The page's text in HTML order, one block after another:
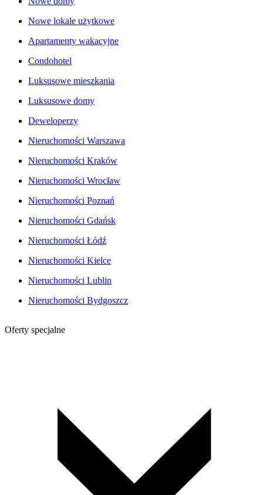
Nowe lokale użytkowe
Apartamenty wakacyjne
Condohotel
Luksusowe mieszkania
Luksusowe domy
Deweloperzy
Nieruchomości Warszawa
Nieruchomości Kraków
Nieruchomości Wrocław
Nieruchomości Poznań
Nieruchomości Gdańsk
Nieruchomości Łódź
Nieruchomości Kielce
Nieruchomości Lublin
Nieruchomości Bydgoszcz
Oferty specjalne